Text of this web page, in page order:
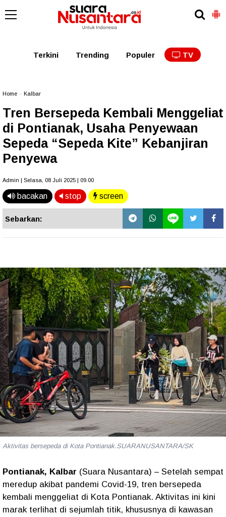
Kalbar Kalteng
Terkini Trending Populer TV
Home Kalbar
Tren Bersepeda Kembali Menggeliat
di Pontianak, Usaha Penyewaan
Sepeda “Sepeda Kite” Kebanjiran
Penyewa
Admin | Selasa, 08 Juli 2025 | 09.00
bacakan stop screen
Sebarkan:
Aktivitas bersepeda di Kota Pontianak.SUARANUSANTARA/SK
Pontianak, Kalbar (Suara Nusantara) – Setelah sempat
meredup akibat pandemi Covid-19, tren bersepeda
kembali menggeliat di Kota Pontianak. Aktivitas ini kini
marak terlihat di sejumlah titik, khususnya di kawasan